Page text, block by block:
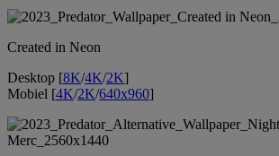
Created in Neon
Desktop [8K/4K/2K]
Mobiel [4K/2K/640x960]